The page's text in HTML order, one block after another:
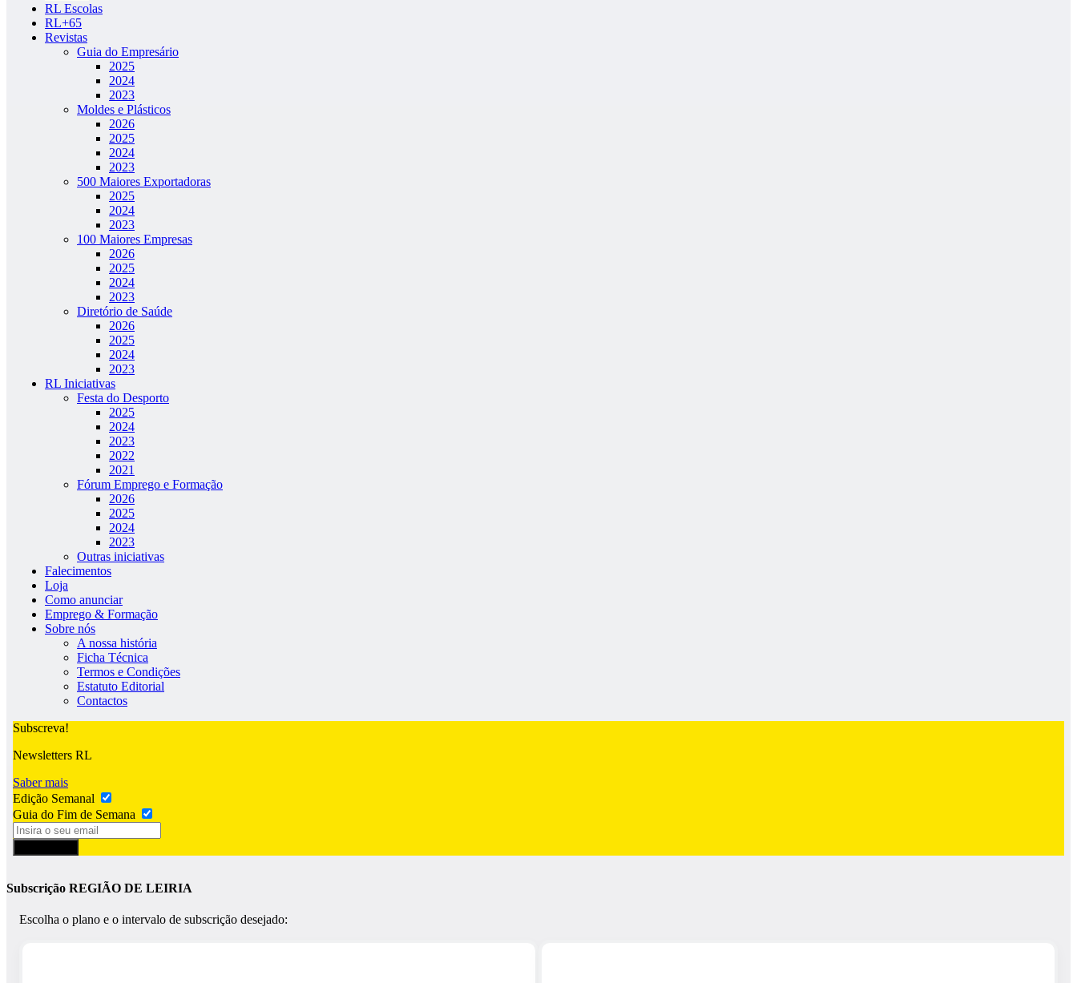
RL Escolas
RL+65
Revistas
Guia do Empresário
2025
2024
2023
Moldes e Plásticos
2026
2025
2024
2023
500 Maiores Exportadoras
2025
2024
2023
100 Maiores Empresas
2026
2025
2024
2023
Diretório de Saúde
2026
2025
2024
2023
RL Iniciativas
Festa do Desporto
2025
2024
2023
2022
2021
Fórum Emprego e Formação
2026
2025
2024
2023
Outras iniciativas
Falecimentos
Loja
Como anunciar
Emprego & Formação
Sobre nós
A nossa história
Ficha Técnica
Termos e Condições
Estatuto Editorial
Contactos
Subscreva!
Newsletters RL
Saber mais
Edição Semanal
Guia do Fim de Semana
Subscrição REGIÃO DE LEIRIA
Escolha o plano e o intervalo de subscrição desejado: